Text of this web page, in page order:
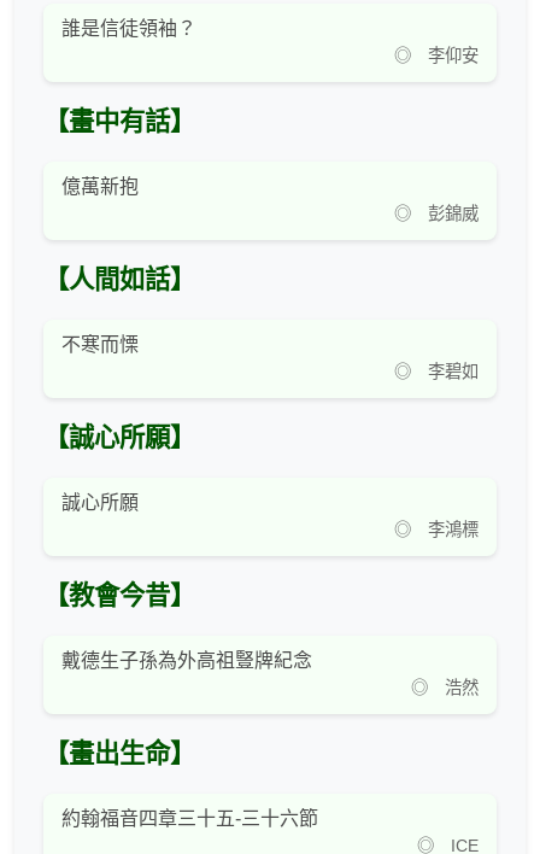
誰是信徒領袖？
◎ 李仰安
【畫中有話】
億萬新抱
◎ 彭錦威
【人間如話】
不寒而慄
◎ 李碧如
【誠心所願】
誠心所願
◎ 李鴻標
【教會今昔】
戴德生子孫為外高祖豎牌紀念
◎ 浩然
【畫出生命】
約翰福音四章三十五-三十六節
◎ ICE